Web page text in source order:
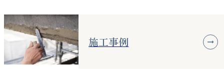
施工事例